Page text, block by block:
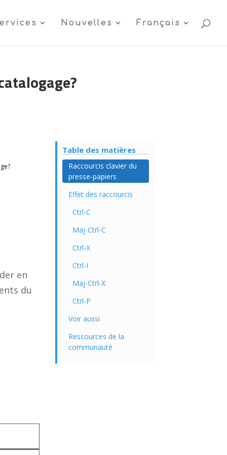
Nouvelles Français
en
du
Table des matières
Raccourcis clavier du
presse-papiers
Effet des raccourcis
Ctrl-C
Maj-Ctrl-C
Ctrl-X
Ctrl-I
Maj-Ctrl-X
Ctrl-P
Voir aussi
Ressources de la
communauté